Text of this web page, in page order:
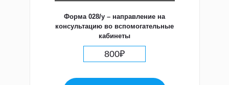
Форма 028/у – направление на
консультацию во вспомогательные
кабинеты
800₽